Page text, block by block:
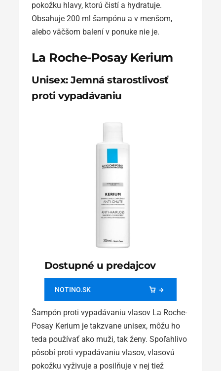
pokožku hlavy, ktorú čistí a hydratuje.
Obsahuje 200 ml šampónu a v menšom,
alebo väčšom balení v ponuke nie je.
La Roche-Posay Kerium
Unisex: Jemná starostlivosť
proti vypadávaniu
Dostupné u predajcov
NOTINO.SK
Šampón proti vypadávaniu vlasov La Roche-
Posay Kerium je takzvane unisex, môžu ho
teda používať ako muži, tak ženy. Spoľahlivo
pôsobí proti vypadávaniu vlasov, vlasovú
pokožku vyživuje a posilňuje v nej tiež